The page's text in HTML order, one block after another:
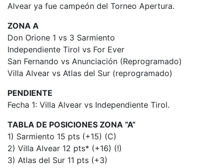
Alvear ya fue campeón del Torneo Apertura.
ZONA A
Don Orione 1 vs 3 Sarmiento
Independiente Tirol vs For Ever
San Fernando vs Anunciación (Reprogramado)
Villa Alvear vs Atlas del Sur (reprogramado)
PENDIENTE
Fecha 1: Villa Alvear vs Independiente Tirol.
TABLA DE POSICIONES ZONA “A”
1) Sarmiento 15 pts (+15) (C)
2) Villa Alvear 12 pts* (+16) (!)
3) Atlas del Sur 11 pts (+3)